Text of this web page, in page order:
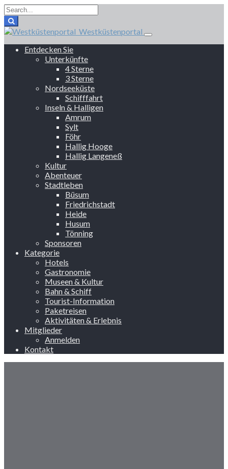
Westküstenportal
Entdecken Sie
Unterkünfte
4 Sterne
3 Sterne
Nordseeküste
Schifffahrt
Inseln & Halligen
Amrum
Sylt
Föhr
Hallig Hooge
Hallig Langeneß
Kultur
Abenteuer
Stadtleben
Büsum
Friedrichstadt
Heide
Husum
Tönning
Sponsoren
Kategorie
Hotels
Gastronomie
Museen & Kultur
Bahn & Schiff
Tourist-Information
Paketreisen
Aktivitäten & Erlebnis
Mitglieder
Anmelden
Kontakt